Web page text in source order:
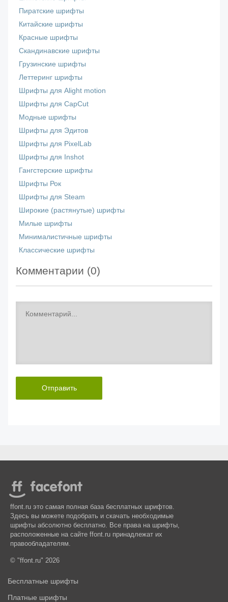
Пиратские шрифты
Китайские шрифты
Красные шрифты
Скандинавские шрифты
Грузинские шрифты
Леттеринг шрифты
Шрифты для Alight motion
Шрифты для CapCut
Модные шрифты
Шрифты для Эдитов
Шрифты для PixelLab
Шрифты для Inshot
Гангстерские шрифты
Шрифты Рок
Шрифты для Steam
Широкие (растянутые) шрифты
Милые шрифты
Минималистичные шрифты
Классические шрифты
Комментарии (0)
Отправить
ffont.ru это самая полная база бесплатных шрифтов.
Здесь вы можете подобрать и скачать необходимые
шрифты абсолютно бесплатно. Все права на шрифты,
расположенные на сайте ffont.ru принадлежат их
правообладателям.
© "ffont.ru" 2026
Бесплатные шрифты
Платные шрифты